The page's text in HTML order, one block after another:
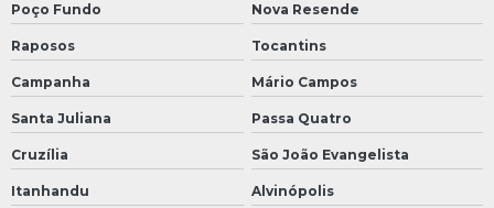
Poço Fundo Nova Resende
Raposos Tocantins
Campanha Mário Campos
Santa Juliana Passa Quatro
Cruzília São João Evangelista
Itanhandu Alvinópolis